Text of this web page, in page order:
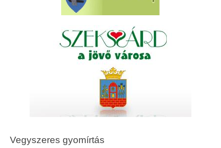
Vegyszeres gyomírtás